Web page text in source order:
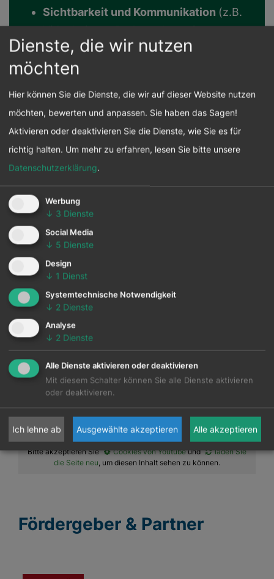
Sichtbarkeit und Kommunikation (z.B.
Videobeitrag, Podcast-Interview,
Presseaussendung, Logopräsenz)
UNSERE KOOPERATIONSPAKETE
FINDEN SIE HIER
das war der
csrTAG2025
20. Österreichischer
csrTAG: re:imagine csr
Bitte akzeptieren Sie
Cookies von Youtubeund
laden Sie
die Seite neu, um diesen Inhalt sehen zu können.
Fördergeber & Partner
Dienste, die wir nutzen
möchten
Hier können Sie die Dienste, die wir auf dieser Website nutzen
möchten, bewerten und anpassen. Sie haben das Sagen!
Aktivieren oder deaktivieren Sie die Dienste, wie Sie es für
richtig halten. Um mehr zu erfahren, lesen Sie bitte unsere
Datenschutzerklärung.
Werbung
↓ 3 Dienste
Social Media
↓ 5 Dienste
Design
↓ 1 Dienst
Systemtechnische Notwendigkeit
↓ 2 Dienste
Analyse
↓ 2 Dienste
Alle Dienste aktivieren oder deaktivieren
Mit diesem Schalter können Sie alle Dienste aktivieren
oder deaktivieren.
Ich lehne ab Ausgewählte akzeptieren Alle akzeptieren